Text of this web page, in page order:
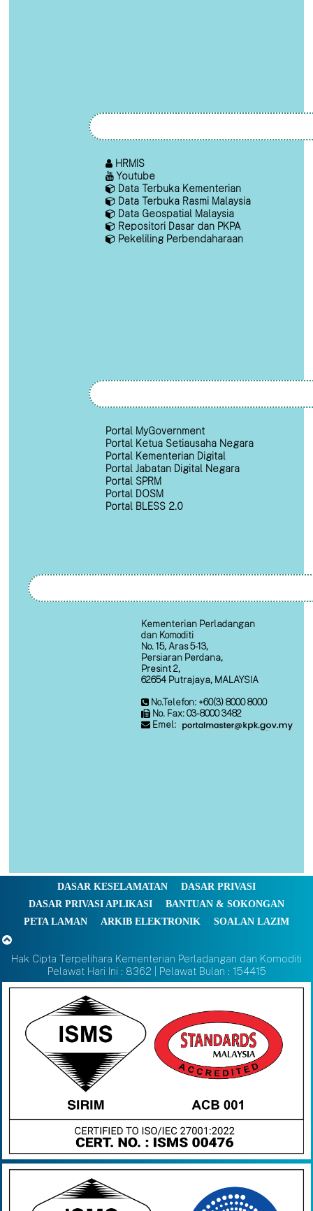
HRMIS
Youtube
Data Terbuka Kementerian
Data Terbuka Rasmi Malaysia
Data Geospatial Malaysia
Repositori Dasar dan PKPA
Pekeliling Perbendaharaan
Portal MyGovernment
Portal Ketua Setiausaha Negara
Portal Kementerian Digital
Portal Jabatan Digital Negara
Portal SPRM
Portal DOSM
Portal BLESS 2.0
Kementerian Perladangan
dan Komoditi
No. 15, Aras 5-13,
Persiaran Perdana,
Presint 2,
62654 Putrajaya, MALAYSIA
No.Telefon: +60(3) 8000 8000
No. Fax: 03-8000 3482
Emel:
DASAR KESELAMATAN
DASAR PRIVASI
DASAR PRIVASI APLIKASI
BANTUAN & SOKONGAN
PETA LAMAN
ARKIB ELEKTRONIK SOALAN LAZIM
Hak Cipta Terpelihara Kementerian Perladangan dan Komoditi
Pelawat Hari Ini : 8362 | Pelawat Bulan : 154415